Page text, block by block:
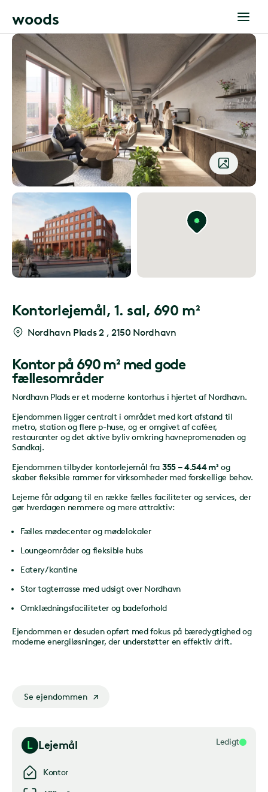
woods
Kontorlejemål, 1. sal, 690 m²
Nordhavn Plads 2 , 2150 Nordhavn
Kontor på 690 m² med gode
fællesområder
Nordhavn Plads er et moderne kontorhus i hjertet af Nordhavn.
Ejendommen ligger centralt i området med kort afstand til
metro, station og flere p-huse, og er omgivet af caféer,
restauranter og det aktive byliv omkring havnepromenaden og
Sandkaj.
Ejendommen tilbyder kontorlejemål fra 355 – 4.544 m² og
skaber fleksible rammer for virksomheder med forskellige behov.
Lejerne får adgang til en række fælles faciliteter og services, der
gør hverdagen nemmere og mere attraktiv:
Fælles mødecenter og mødelokaler
Loungeområder og fleksible hubs
Eatery/kantine
Stor tagterrasse med udsigt over Nordhavn
Omklædningsfaciliteter og badeforhold
Ejendommen er desuden opført med fokus på bæredygtighed og
moderne energiløsninger, der understøtter en effektiv drift.
Se ejendommen
L Lejemål Ledigt
Kontor